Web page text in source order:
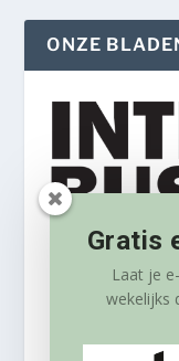
ONZE
Gratis
Laat je
wekelijks